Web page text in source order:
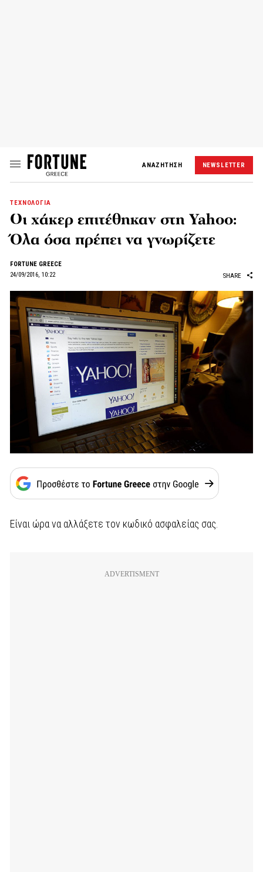
ΑΝΑΖΗΤΗΣΗ NEWSLETTER
ΤΕΧΝΟΛΟΓΙΑ
Οι χάκερ επιτέθηκαν στη Yahoo:
Όλα όσα πρέπει να γνωρίζετε
FORTUNE GREECE
24/09/2016, 10:22
SHARE
Είναι ώρα να αλλάξετε τον κωδικό ασφαλείας σας.